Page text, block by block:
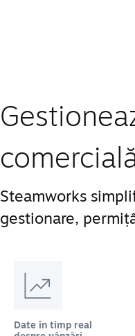
Steamworks
gestionare,
Date în timp real